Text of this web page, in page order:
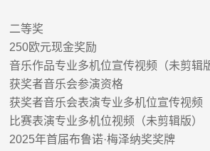
二等奖
250欧元现金奖励
音乐作品专业多机位宣传视频（未剪辑
获奖者音乐会参演资格
获奖者音乐会表演专业多机位宣传视频
比赛表演专业多机位视频（未剪辑版）
2025年首届布鲁诺·梅泽纳奖奖牌